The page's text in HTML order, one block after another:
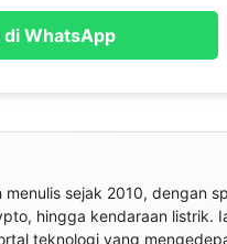
di WhatsApp
sejak 2010, dengan
hingga kendaraan listrik.
teknologi yang